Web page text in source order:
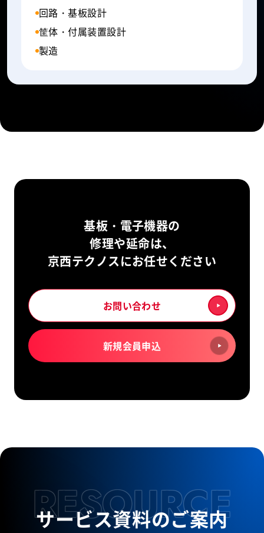
回路・基板設計
筐体・付属装置設計
製造
基板・電子機器の
修理や延命は、
京西テクノスにお任せください
お問い合わせ
新規会員申込
RESOURCE
サービス資料のご案内